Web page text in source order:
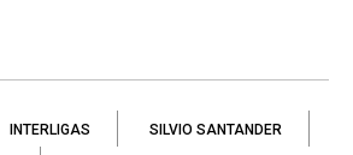
INTERLIGAS SILVIO SANTANDER